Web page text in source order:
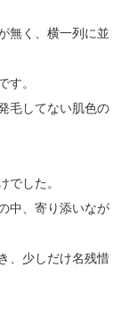
無く、横一列に並
す。
毛してない肌色の
でした。
中、寄り添いなが
、少しだけ名残惜